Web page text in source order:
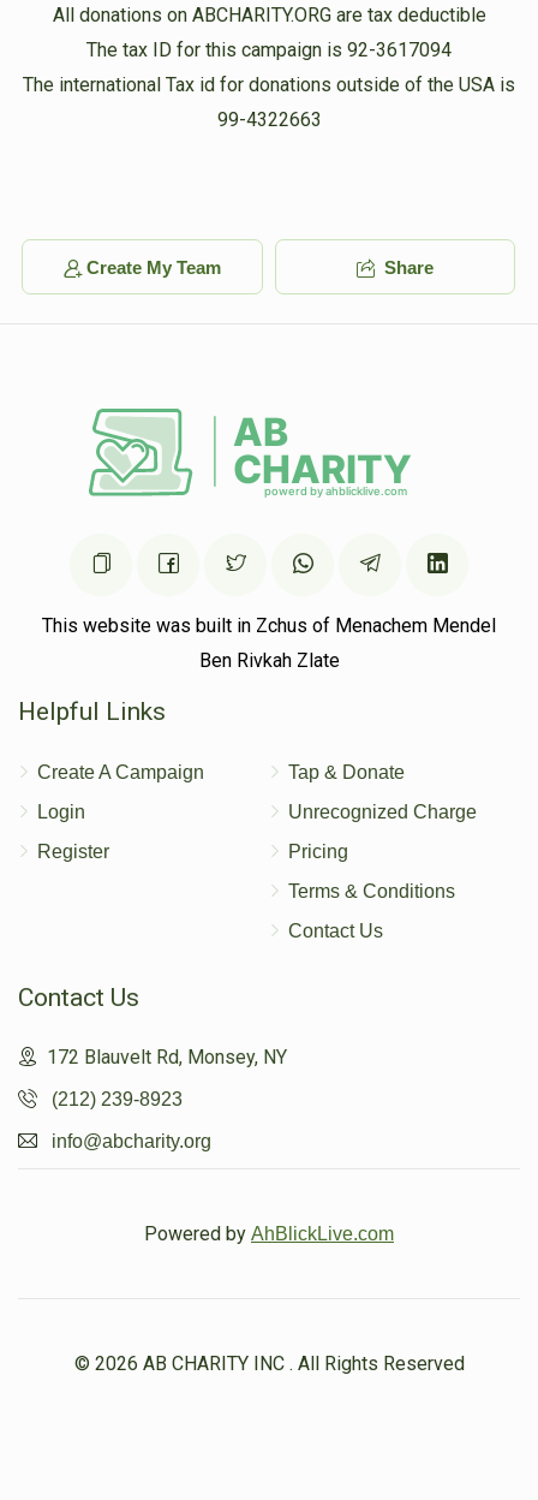
All donations on ABCHARITY.ORG are tax deductible
The tax ID for this campaign is 92-3617094
The international Tax id for donations outside of the USA is
99-4322663
Create My Team Share
This website was built in Zchus of Menachem Mendel
Ben Rivkah Zlate
Helpful Links
Create A Campaign
Login
Register
Tap & Donate
Unrecognized Charge
Pricing
Terms & Conditions
Contact Us
Contact Us
172 Blauvelt Rd, Monsey, NY
(212) 239-8923
info@abcharity.org
Powered by AhBlickLive.com
© 2026 AB CHARITY INC . All Rights Reserved